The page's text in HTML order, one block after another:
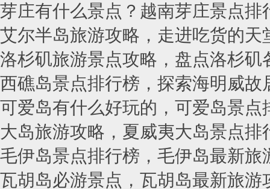
芽庄有什么景点？越南芽庄景点排
艾尔半岛旅游攻略，走进吃货的天
洛杉矶旅游景点攻略，盘点洛杉矶
西礁岛景点排行榜，探索海明威故
可爱岛有什么好玩的，可爱岛景点
大岛旅游攻略，夏威夷大岛景点排
毛伊岛景点排行榜，毛伊岛最新旅
瓦胡岛必游景点，瓦胡岛最新旅游